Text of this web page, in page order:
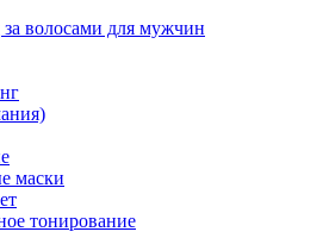
волосами для мужчин
маски
тонирование